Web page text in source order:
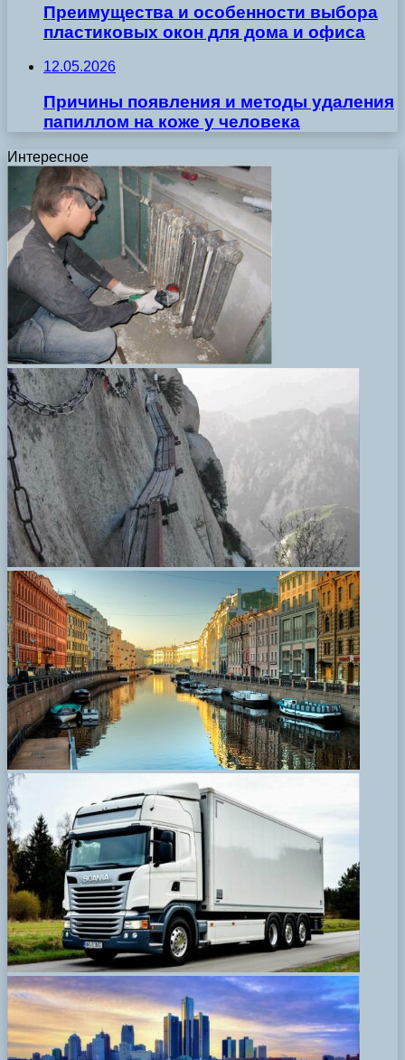
Преимущества и особенности выбора
пластиковых окон для дома и офиса
12.05.2026
Причины появления и методы удаления
папиллом на коже у человека
Интересное